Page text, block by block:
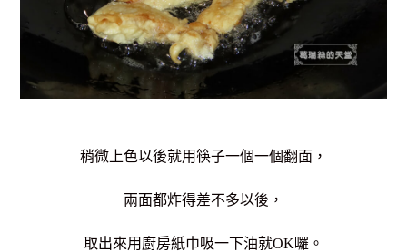
稍微上色以後就用筷子一個一個翻面，
兩面都炸得差不多以後，
取出來用廚房紙巾吸一下油就OK囉。